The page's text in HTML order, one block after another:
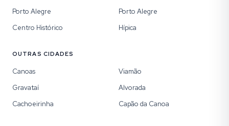
Porto Alegre
Porto Alegre
Centro Histórico
Hípica
OUTRAS CIDADES
Canoas
Viamão
Gravataí
Alvorada
Cachoeirinha
Capão da Canoa